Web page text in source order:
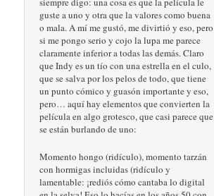
guste a uno y otra que la valores como buena
o mala. A mí me gustó, me divirtió y eso, pero
si me pongo serio y cojo la lupa me parece
claramente inferior a todas las demás. Claro
que Indy es un tío con una estrella en el culo,
que se salva por los pelos de todo, que tiene
un punto cómico y guasón importante y eso,
pero… aquí hay elementos que convierten la
película en algo grotesco, que casi parece que
se están burlando de uno:
Momento hongo (ridículo), momento tarzán
con hormigas incluidas (ridículo y
lamentable: ¡rediós cómo cantaba lo digital